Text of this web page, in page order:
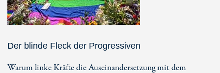
Der blinde Fleck der Progressiven
Warum linke Kräfte die Auseinandersetzung mit dem